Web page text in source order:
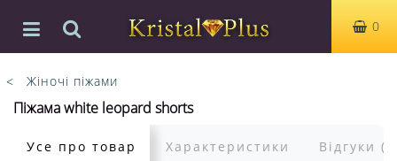
0
Жіночі піжами
Піжама white leopard shorts
Усе про товар Характеристики Відгуки